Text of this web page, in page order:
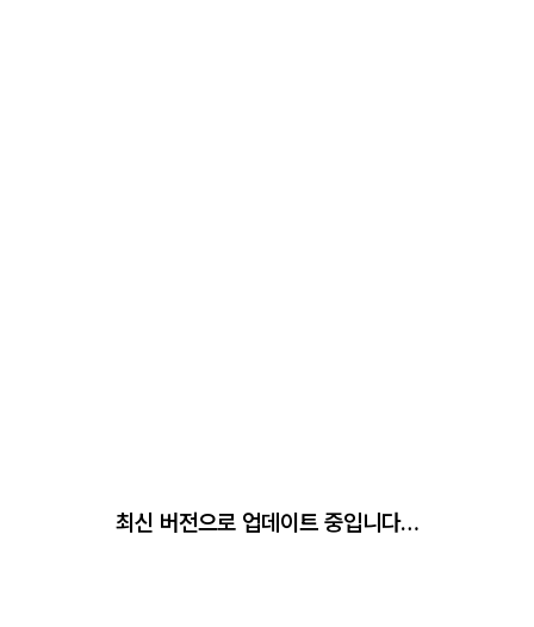
최신 버전으로 업데이트 중입니다…